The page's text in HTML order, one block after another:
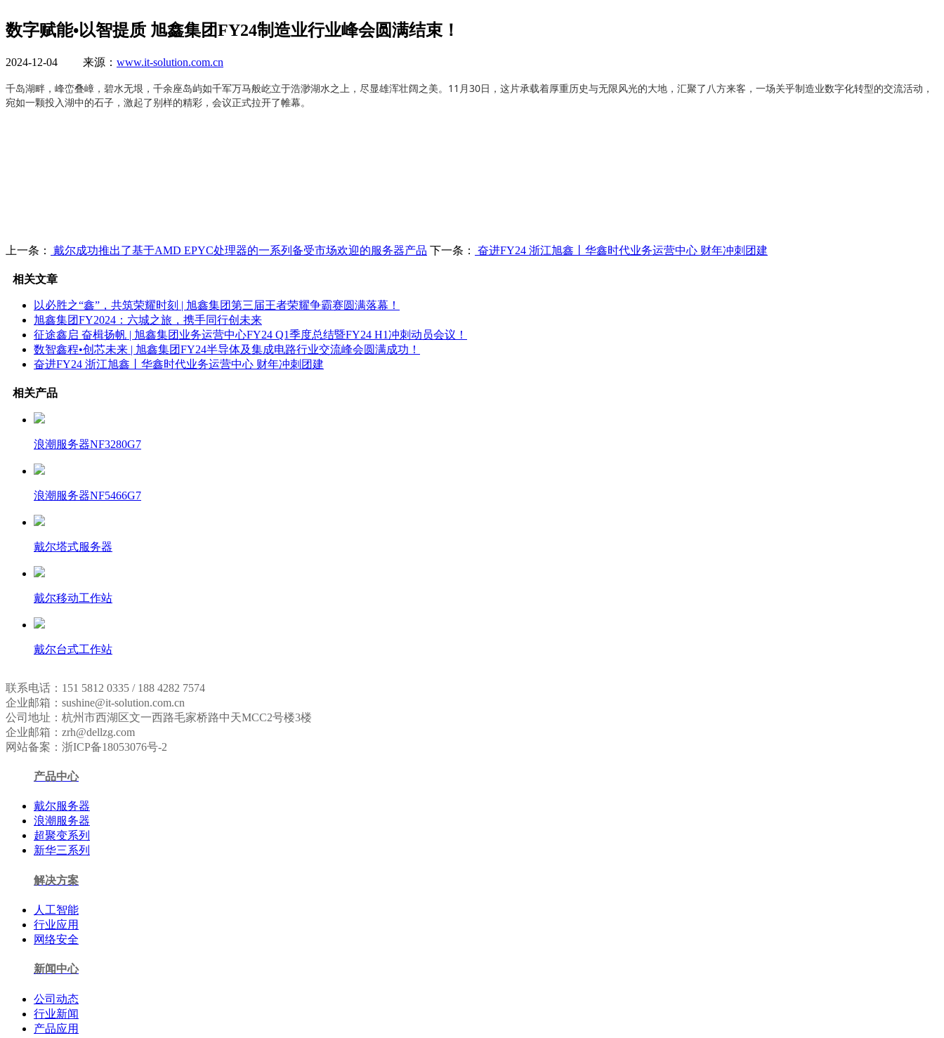
数字赋能•以智提质 旭鑫集团FY24制造业行业峰会圆满结束！
2024-12-04 来源： www.it-solution.com.cn
千岛湖畔，峰峦叠嶂，碧水无垠，千余座岛屿如千军万马般屹立于浩渺湖水之上，尽显雄浑壮阔之美。11月30日，这片承载着厚重历史与无限风光的大地，汇聚了八方来客，一场关乎制造业数字化转型的交流活动，
宛如一颗投入湖中的石子，激起了别样的精彩，会议正式拉开了帷幕。
上一条： 戴尔成功推出了基于AMD EPYC处理器的一系列备受市场欢迎的服务器产品 下一条： 奋进FY24 浙江旭鑫丨华鑫时代业务运营中心 财年冲刺团建
相关文章
以必胜之“鑫”，共筑荣耀时刻 | 旭鑫集团第三届王者荣耀争霸赛圆满落幕！
旭鑫集团FY2024：六城之旅，携手同行创未来
征途鑫启 奋楫扬帆 | 旭鑫集团业务运营中心FY24 Q1季度总结暨FY24 H1冲刺动员会议！
数智鑫程•创芯未来 | 旭鑫集团FY24半导体及集成电路行业交流峰会圆满成功！
奋进FY24 浙江旭鑫丨华鑫时代业务运营中心 财年冲刺团建
相关产品
浪潮服务器NF3280G7
浪潮服务器NF5466G7
戴尔塔式服务器
戴尔移动工作站
戴尔台式工作站
联系电话：151 5812 0335 / 188 4282 7574
企业邮箱：sushine@it-solution.com.cn
公司地址：杭州市西湖区文一西路毛家桥路中天MCC2号楼3楼
企业邮箱：zrh@dellzg.com
网站备案：浙ICP备18053076号-2
产品中心
戴尔服务器
浪潮服务器
超聚变系列
新华三系列
解决方案
人工智能
行业应用
网络安全
新闻中心
公司动态
行业新闻
产品应用